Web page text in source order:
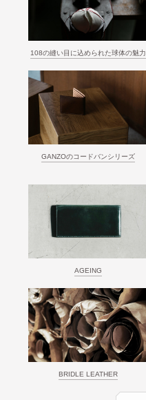
108の縫い目に込められた球体の魅力
GANZOのコードバンシリーズ
AGEING
BRIDLE LEATHER